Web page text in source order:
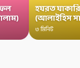
হযরত
(আলাইহিস
৩ মিনিট